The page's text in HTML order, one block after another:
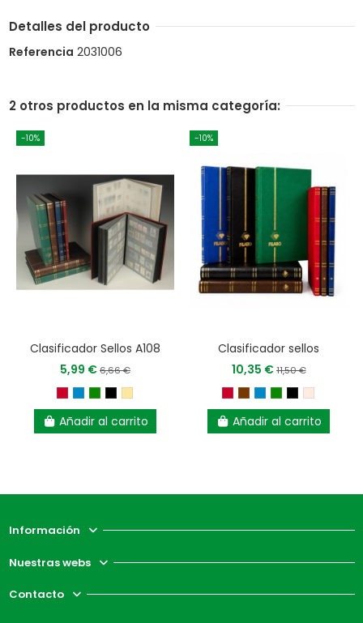
Detalles del producto
Referencia 2031006
2 otros productos en la misma categoría:
-10%
Clasificador Sellos A108
5,99 €6,66 €
Añadir al carrito
-10%
Clasificador sellos
10,35 €11,50 €
Añadir al carrito
Información
Nuestras webs
Contacto